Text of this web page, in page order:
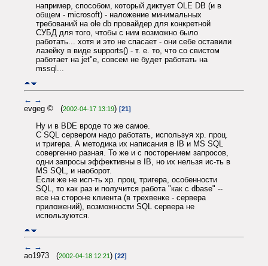
например, способом, который диктует OLE DB (и в
общем - microsoft) - наложение минимальных
требований на ole db провайдер для конкретной
СУБД для того, чтобы с ним возможно было
работать... хотя и это не спасает - они себе оставили
лазейку в виде supports() - т. е. то, что со свистом
работает на jet"е, совсем не будет работать на
mssql...
← →
evgeg © (2002-04-17 13:19) [21]
Ну и в BDE вроде то же самое.
С SQL сервером надо работать, используя хр. проц.
и тригера. А методика их написания в IB и MS SQL
совергенно разная. То же и с посторением запросов,
одни запросы эффективны в IB, но их нельзя ис-ть в
MS SQL, и наоборот.
Если же не исп-ть хр. проц, тригера, особенности
SQL, то как раз и получится работа "как с dbase" --
все на стороне клиента (в трехвенке - сервера
приложений), возможности SQL сервера не
используются.
← →
ao1973 (2002-04-18 12:21) [22]